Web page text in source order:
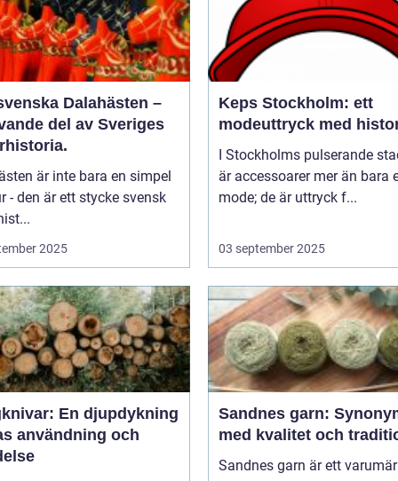
Dalahästen –
del av Sveriges
är inte bara en simpel
- den är ett stycke svensk
2025
Keps Stockholm: ett
modeuttryck med
I Stockholms pulserande
är accessoarer mer än bara
mode; de är uttryck f...
03 september 2025
En djupdykning
användning och
Sandnes garn:
med kvalitet och
Sandnes garn är ett